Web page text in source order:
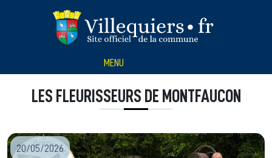
MENU
LES FLEURISSEURS DE MONTFAUCON
20/05/2026